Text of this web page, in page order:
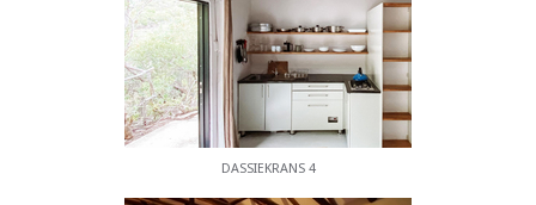
Kleinrivier ist ein Paradies für Wanderer,
Vogelbeobachter und diejenigen, die einfach für
eine Weile anderen Menschen entkommen wollen.
Wir haben keine der Big Five eingeführt, daher ist
es sicher, zu Fuß zu gehen und unsere vielen Wege
selbst zu erkunden.
DASSIEKRANS 4